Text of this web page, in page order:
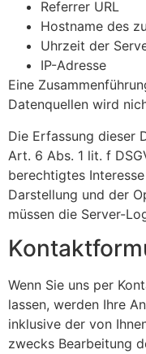
Referrer URL
Hostname des
Uhrzeit der
IP-Adresse
Eine
Datenquellen wird
Die Erfassung dieser
Art. 6 Abs. 1 lit. f
berechtigtes
Darstellung und der
müssen die Server-
Wenn Sie uns per
lassen, werden Ihre
inklusive der von
zwecks Bearbeitung